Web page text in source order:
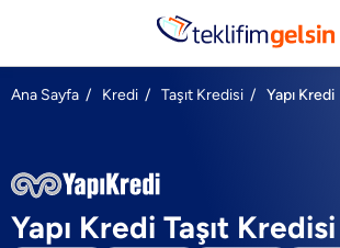
Ana Sayfa / Kredi / Taşıt Kredisi / Yapı Kredi
Yapı Kredi Taşıt Kredisi